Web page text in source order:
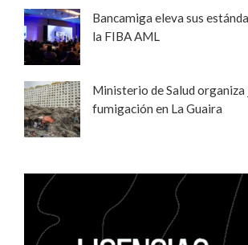
Bancamiga eleva sus
la FIBA AML
Ministerio de Salud organiza
fumigación en La Guaira